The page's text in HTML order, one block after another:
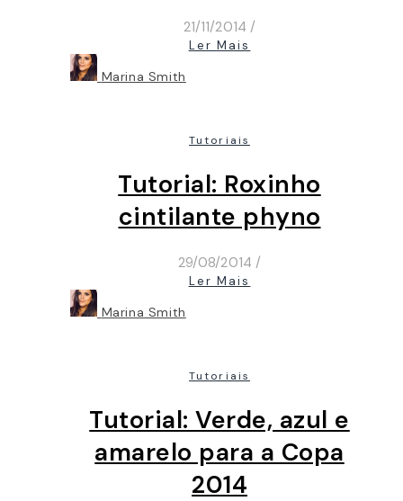
21/11/2014 /
Ler Mais
Marina Smith
Tutoriais
Tutorial: Roxinho
cintilante phyno
29/08/2014 /
Ler Mais
Marina Smith
Tutoriais
Tutorial: Verde, azul e
amarelo para a Copa
2014